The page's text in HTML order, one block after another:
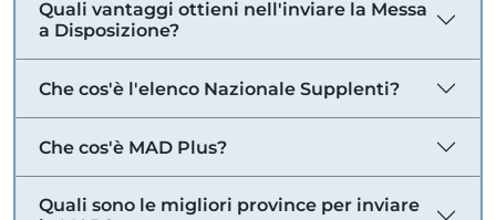
Quali vantaggi ottieni nell'inviare la Messa
a Disposizione?
Che cos'è l'elenco Nazionale Supplenti?
Che cos'è MAD Plus?
Quali sono le migliori province per inviare